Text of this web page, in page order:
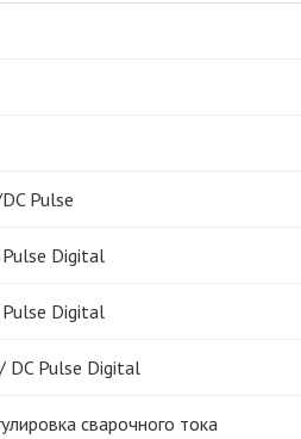
Pulse
Pulse Digital
Pulse Digital
DC Pulse Digital
сварочного тока